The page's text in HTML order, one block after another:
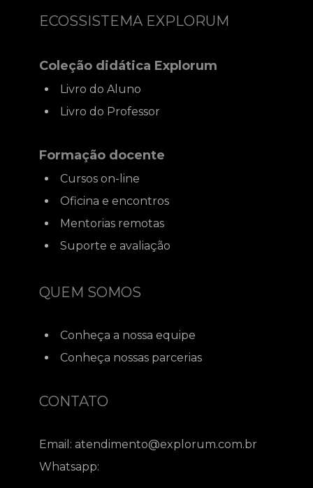
ECOSSISTEMA EXPLORUM
Coleção didática Explorum
Livro do Aluno
Livro do Professor
Formação docente
Cursos on-line
Oficina e encontros
Mentorias remotas
Suporte e avaliação
QUEM SOMOS
Conheça a nossa equipe
Conheça nossas parcerias
CONTATO
Email: atendimento@explorum.com.br
Whatsapp: